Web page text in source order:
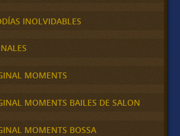
INOLVIDABLES
MOMENTS
MOMENTS BAILES DE SALON
MOMENTS BOSSA